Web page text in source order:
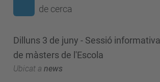
de cerca
Dilluns 3 de juny - Sessió
de màsters de l'Escola
Ubicat a news